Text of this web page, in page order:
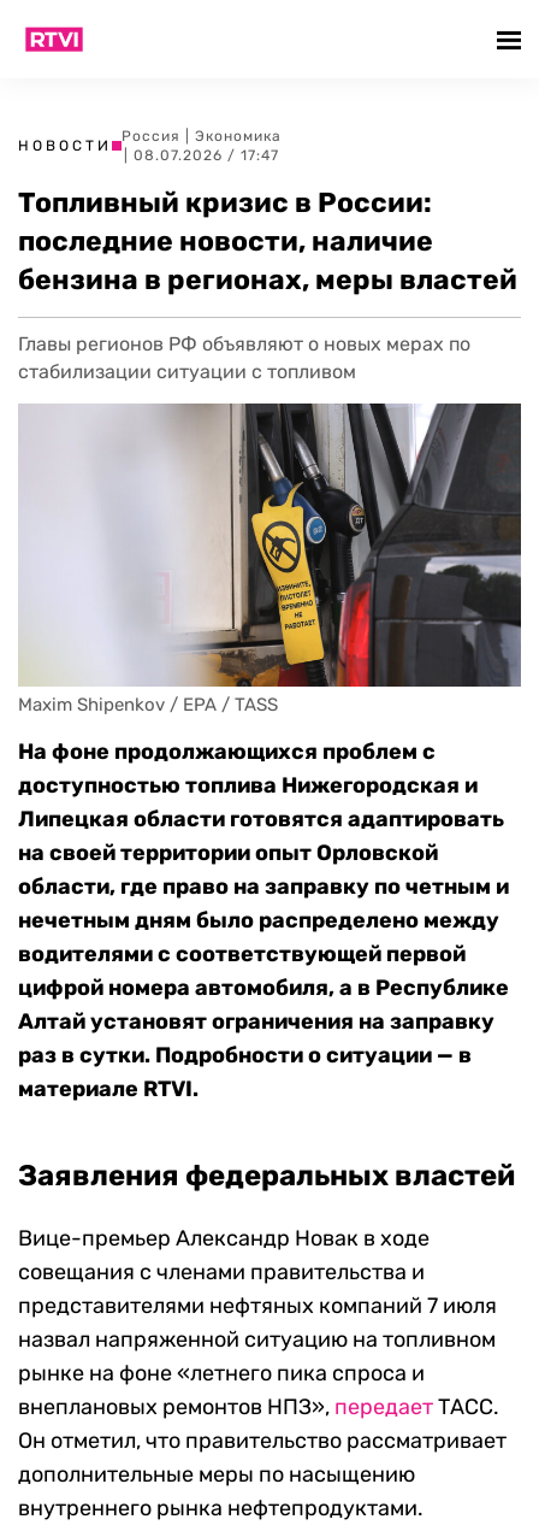
НОВОСТИ
Россия
Экономика
| 08.07.2026 / 17:47
Топливный кризис в России:
последние новости, наличие
бензина в регионах, меры властей
Главы регионов РФ объявляют о новых мерах по
стабилизации ситуации с топливом
Maxim Shipenkov / EPA / TASS
На фоне продолжающихся проблем с
доступностью топлива Нижегородская и
Липецкая области готовятся адаптировать
на своей территории опыт Орловской
области, где право на заправку по четным и
нечетным дням было распределено между
водителями с соответствующей первой
цифрой номера автомобиля, а в Республике
Алтай установят ограничения на заправку
раз в сутки. Подробности о ситуации — в
материале RTVI.
Заявления федеральных властей
Вице-премьер Александр Новак в ходе
совещания с членами правительства и
представителями нефтяных компаний 7 июля
назвал напряженной ситуацию на топливном
рынке на фоне «летнего пика спроса и
внеплановых ремонтов НПЗ», передаетТАСС.
Он отметил, что правительство рассматривает
дополнительные меры по насыщению
внутреннего рынка нефтепродуктами.